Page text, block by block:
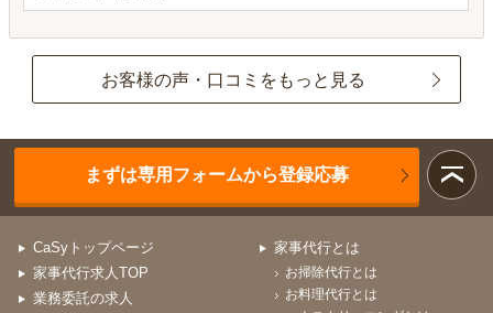
お客様の声・口コミをもっと見る
まずは専用フォームから登録応募
CaSyトップページ
家事代行求人TOP
業務委託の求人
家事代行とは
お掃除代行とは
お料理代行とは